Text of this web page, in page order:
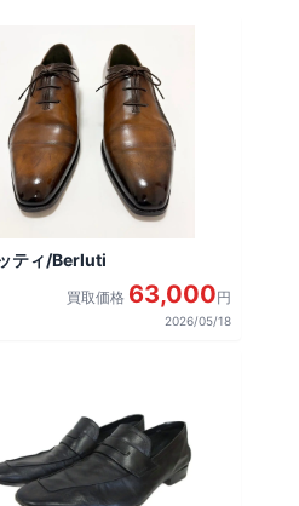
ティ/Berluti
買取価格 63,000円
2026/05/18